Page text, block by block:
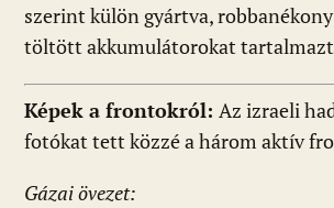
szerint külön gyártva,
töltött akkumulátorokat
Képek a frontokról: Az izraeli
fotókat tett közzé a három aktív
Gázai övezet: